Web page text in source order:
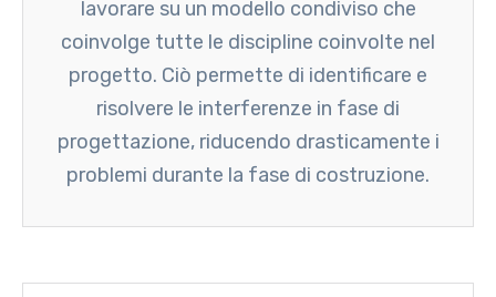
lavorare su un modello condiviso che
coinvolge tutte le discipline coinvolte nel
progetto. Ciò permette di identificare e
risolvere le interferenze in fase di
progettazione, riducendo drasticamente i
problemi durante la fase di costruzione.